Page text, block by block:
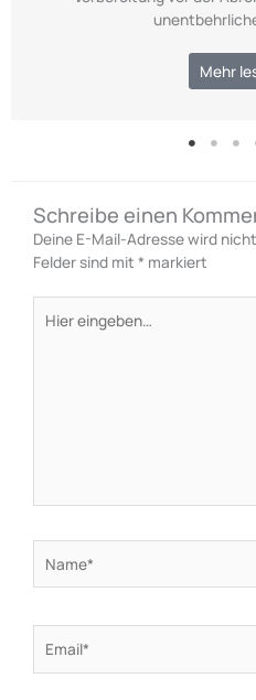
Mehr
Schreibe einen
Deine E-Mail-Adresse wird
Felder sind mit * markiert
eingeben…